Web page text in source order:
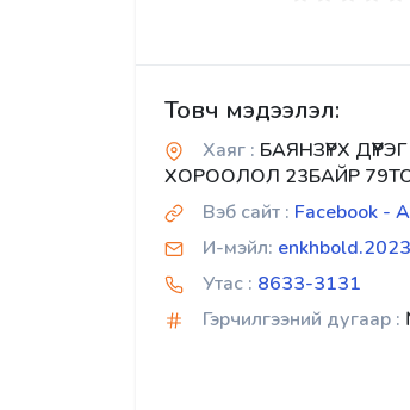
Товч мэдээлэл:
Хаяг : БАЯНЗҮРХ
ХОРООЛОЛ 23БАЙР
Вэб сайт : Facebook -
И-мэйл:
Утас : 8633-3131
Гэрчилгээний дугаар :